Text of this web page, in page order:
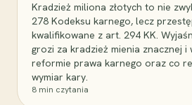
Kradzież miliona złotych to nie
278 Kodeksu karnego, lecz
kwalifikowane z art. 294 KK.
grozi za kradzież mienia znacznej
reformie prawa karnego oraz co
wymiar kary.
8 min czytania